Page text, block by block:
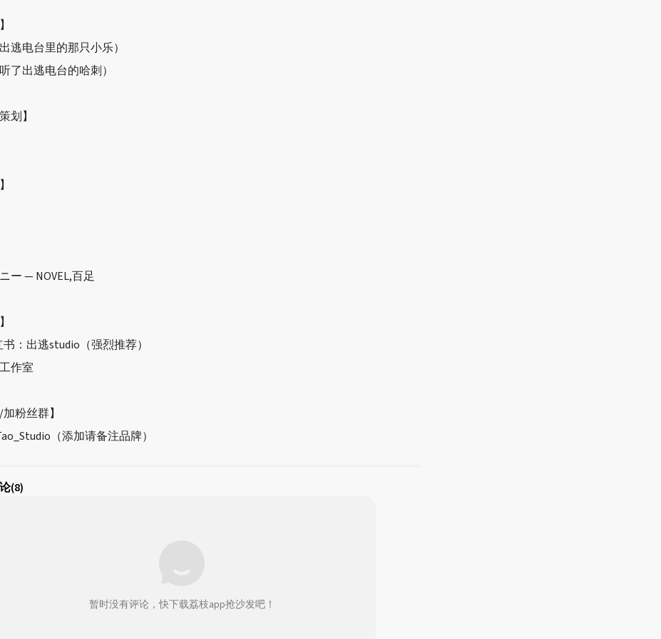
逃电台里的那只小乐）
了出逃电台的哈刺）
划】
ー — NOVEL,百足
：出逃studio（强烈推荐）
作室
粉丝群】
（添加请备注品牌）
(8)
暂时没有评论，快下载荔枝app抢沙发吧！